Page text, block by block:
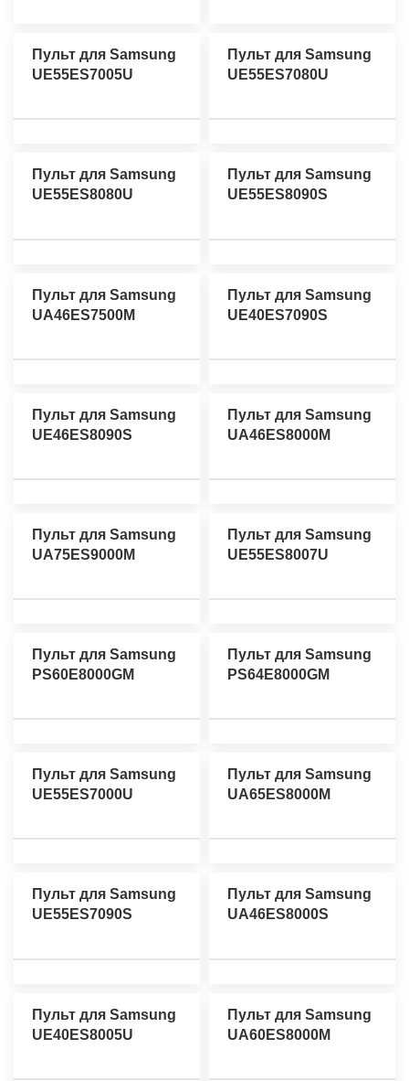
Пульт для Samsung
UE55ES7005U
Пульт для Samsung
UE55ES7080U
Пульт для Samsung
UE55ES8080U
Пульт для Samsung
UE55ES8090S
Пульт для Samsung
UA46ES7500M
Пульт для Samsung
UE40ES7090S
Пульт для Samsung
UE46ES8090S
Пульт для Samsung
UA46ES8000M
Пульт для Samsung
UA75ES9000M
Пульт для Samsung
UE55ES8007U
Пульт для Samsung
PS60E8000GM
Пульт для Samsung
PS64E8000GM
Пульт для Samsung
UE55ES7000U
Пульт для Samsung
UA65ES8000M
Пульт для Samsung
UE55ES7090S
Пульт для Samsung
UA46ES8000S
Пульт для Samsung
UE40ES8005U
Пульт для Samsung
UA60ES8000M